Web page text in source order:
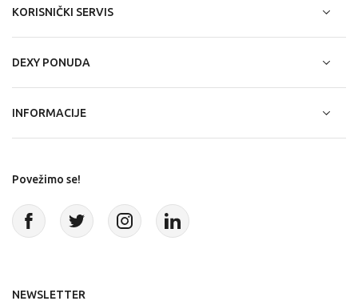
KORISNIČKI SERVIS
DEXY PONUDA
INFORMACIJE
Povežimo se!
NEWSLETTER